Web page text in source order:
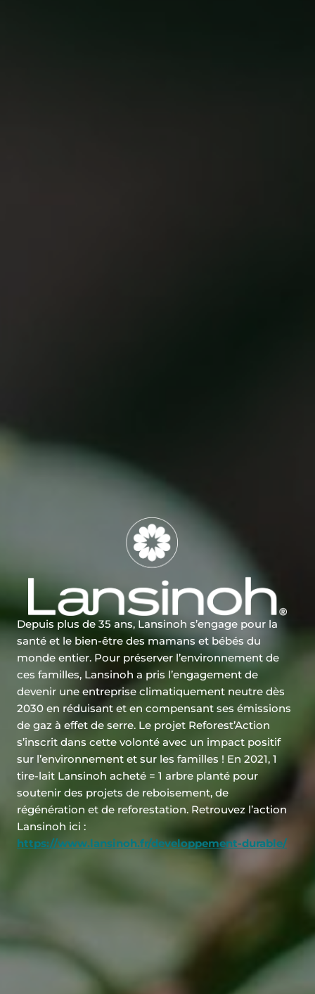
Depuis plus de 35 ans, Lansinoh s’engage pour la
santé et le bien-être des mamans et bébés du
monde entier. Pour préserver l’environnement de
ces familles, Lansinoh a pris l’engagement de
devenir une entreprise climatiquement neutre dès
2030 en réduisant et en compensant ses émissions
de gaz à effet de serre. Le projet Reforest’Action
s’inscrit dans cette volonté avec un impact positif
sur l’environnement et sur les familles ! En 2021, 1
tire-lait Lansinoh acheté = 1 arbre planté pour
soutenir des projets de reboisement, de
régénération et de reforestation. Retrouvez l’action
Lansinoh ici :
https://www.lansinoh.fr/developpement-durable/